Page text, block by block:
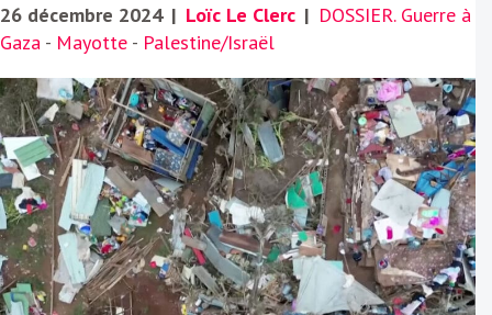
26 décembre 2024 | Loïc Le Clerc | DOSSIER. Guerre à
Gaza - Mayotte - Palestine/Israël